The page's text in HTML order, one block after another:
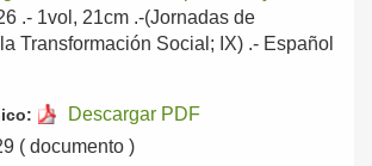
.- 1vol, 21cm .-(Jornadas de
Transformación Social; IX) .- Español
Descargar PDF
( documento )